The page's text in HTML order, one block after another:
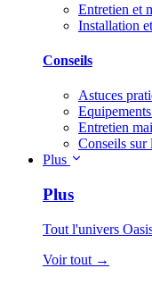
Entretien et
Installation
Conseils
Astuces
Entretien
Conseils sur
Plus
Plus
Tout l'univers
Voir tout →